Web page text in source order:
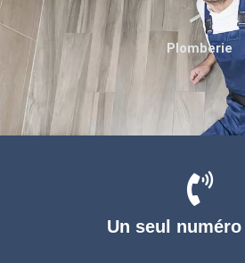
Un seul numéro
Plomberie